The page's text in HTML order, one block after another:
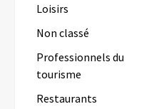
Loisirs
Non classé
Professionnels du
tourisme
Restaurants